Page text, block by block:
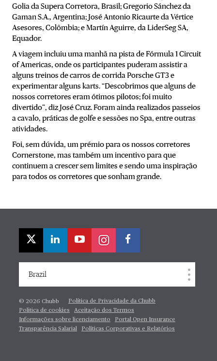
Golia da Supera Corretora, Brasil; Gregorio Sánchez da
Gaman S.A., Argentina; José Antonio Ricaurte da Vértice
Asesores, Colômbia; e Martín Aguirre, da LiderSeg SA,
Equador.
A viagem incluiu uma manhã na pista de Fórmula 1 Circuit
of Americas, onde os participantes puderam assistir a
alguns treinos de carros de corrida Porsche GT3 e
experimentar alguns karts. “Descobrimos que alguns de
nossos corretores eram ótimos pilotos; foi muito
divertido”, diz José Cruz. Foram ainda realizados passeios
a cavalo, práticas de golfe e sessões no Spa, entre outras
atividades.
Foi, sem dúvida, um prémio para os nossos corretores
Cornerstone, mas também um incentivo para que
continuem a crescer sem limites e sendo uma inspiração
para todos os corretores que sonham grande.
Brazil
© 2026 Chubb
Política de Privacidade da Chubb
Politica de cookies
Aceitação dos Termos
Informações sobre licenciamento
Portal Open Insurance
Transparência Salarial
Políticas Corporativas e Relatórios